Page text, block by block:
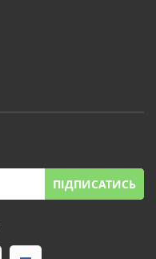
ПІДПИСАТИСЬ